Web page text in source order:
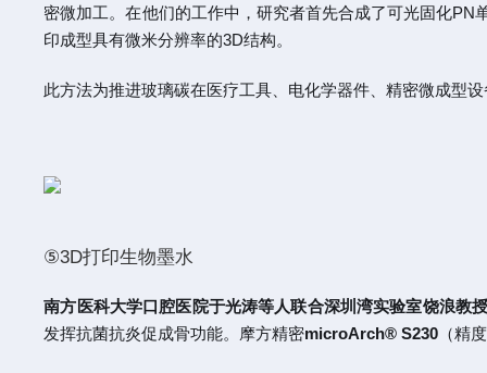
密微加工。在他们的工作中，研究者首先合成了可光固化
印成型具有微米分辨率的3D结构。
此方法为推进玻璃碳在医疗工具、电化学器件、精密微成型
⑤3D打印生物墨水
南方医科大学口腔医院于光涛等人联合深圳湾实验室饶浪教
发挥抗菌抗炎促成骨功能。摩方精密microArch® S230 （精